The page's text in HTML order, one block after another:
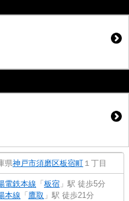
県神戸市須磨区板宿町 １丁目
電鉄本線 「 板宿 」駅 徒歩5分
本線 「 鷹取 」駅 徒歩21分